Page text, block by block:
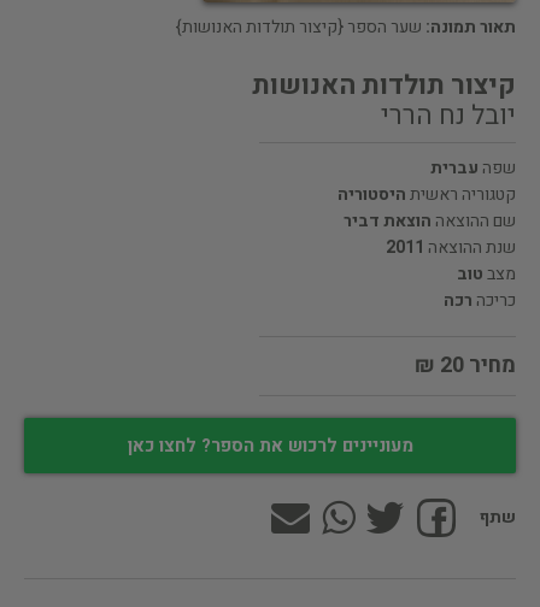
תאור תמונה: שער הספר {קיצור תולדות האנושות}
קיצור תולדות האנושות
יובל נח הררי
שפה עברית
קטגוריה ראשיתהיסטוריה
שם ההוצאה הוצאת דביר
שנת ההוצאה 2011
מצבטוב
כריכה רכה
מחיר 20 ₪
מעוניינים לרכוש את הספר? לחצו כאן
שתף